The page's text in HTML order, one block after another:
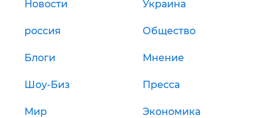
Новости Украина
россия Общество
Блоги Мнение
Шоу-Биз Пресса
Мир Экономика